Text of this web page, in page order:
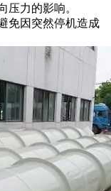
力的影响。
免因突然停机造成